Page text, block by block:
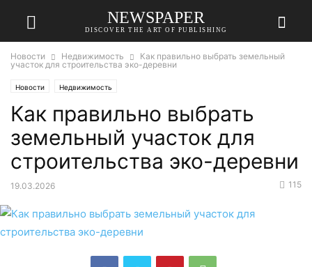
NEWSPAPER
DISCOVER THE ART OF PUBLISHING
Новости Недвижимость
Как правильно выбрать земельный
участок для строительства эко-деревни
Новости Недвижимость
Как правильно выбрать
земельный участок для
строительства эко-деревни
19.03.2026 115